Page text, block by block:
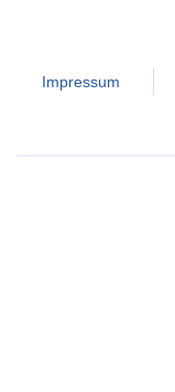
Impressum